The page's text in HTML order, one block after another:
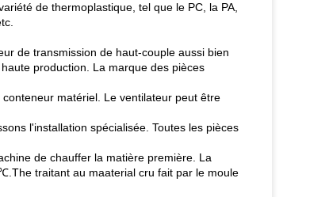
de thermoplastique, tel que le PC, la PA,
de transmission de haut-couple aussi bien
production. La marque des pièces
matériel. Le ventilateur peut être
l'installation spécialisée. Toutes les pièces
de chauffer la matière première. La
traitant au maaterial cru fait par le moule